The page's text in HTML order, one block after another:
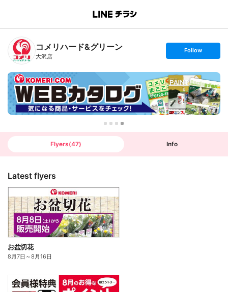
B
n
T
コメリハード&グリーン
大沢店
s
t
o
l
l
o
w
Follow
Flyers(47) Info
Latest flyers
お盆切花
8月7日 ～8月16日